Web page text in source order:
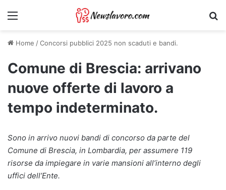
Menu
Home /Concorsi pubblici 2025 non scaduti e bandi.
Comune di Brescia: arrivano
nuove offerte di lavoro a
tempo indeterminato.
Sono in arrivo nuovi bandi di concorso da parte del
Comune di Brescia, in Lombardia, per assumere 119
risorse da impiegare in varie mansioni all’interno degli
uffici dell’Ente.